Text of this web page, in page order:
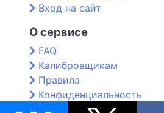
Вход на сайт
О сервисе
FAQ
Калибровщикам
Правила
Конфиденциальность
Контакты